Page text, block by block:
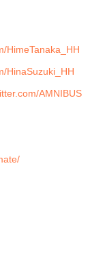
HimeTanaka_HH
HinaSuzuki_HH
AMNIBUS